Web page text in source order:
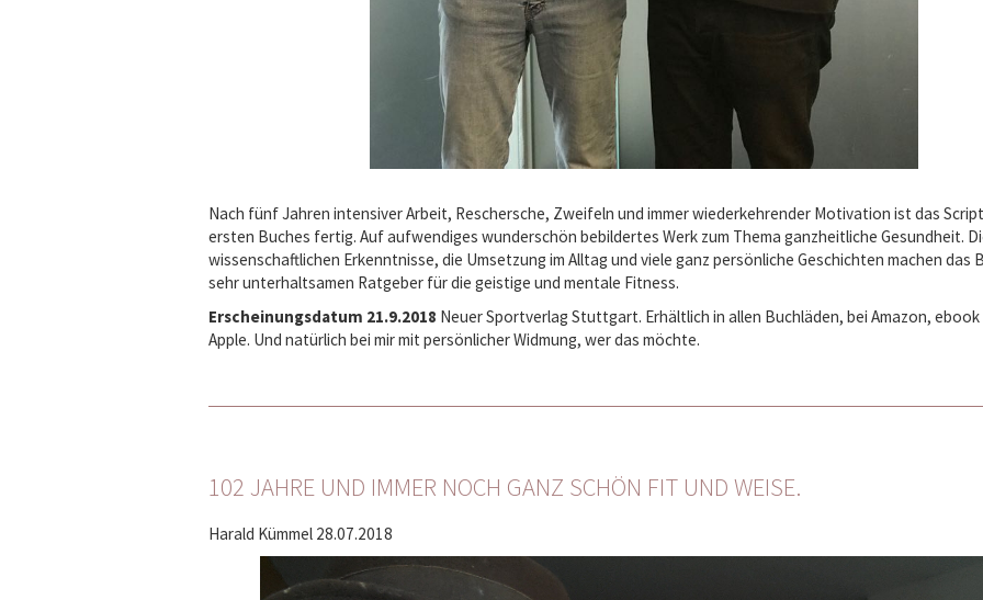
Nach fünf Jahren intensiver Arbeit, Reschersche, Zweifeln und immer wiederkehrender Motivation ist das
ersten Buches fertig. Auf aufwendiges wunderschön bebildertes Werk zum Thema ganzheitliche Gesundheit.
wissenschaftlichen Erkenntnisse, die Umsetzung im Alltag und viele ganz persönliche Geschichten machen das
sehr unterhaltsamen Ratgeber für die geistige und mentale Fitness.
Erscheinungsdatum 21.9.2018 Neuer Sportverlag Stuttgart. Erhältlich in allen Buchläden, bei Amazon, ebook
Apple. Und natürlich bei mir mit persönlicher Widmung, wer das möchte.
102 JAHRE UND IMMER NOCH GANZ SCHÖN FIT UND WEISE.
Harald Kümmel 28.07.2018